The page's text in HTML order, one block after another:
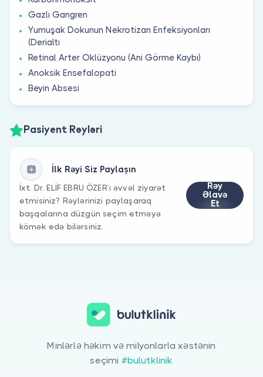
Gazlı Gangren
Yumuşak Dokunun Nekrotizan Enfeksiyonları
(Derialtı
Retinal Arter Oklüzyonu (Ani Görme Kaybı)
Anoksik Ensefalopati
Beyin Absesi
Pasiyent Rəyləri
İlk Rəyi Siz Paylaşın
İxt. Dr. ELİF EBRU ÖZER’ı əvvəl ziyarət
etmisiniz? Rəylərinizi paylaşaraq
başqalarına düzgün seçim etməyə
kömək edə bilərsiniz.
Rəy
Əlavə
Et
Minlərlə həkim və milyonlarla xəstənin
seçimi #bulutklinik